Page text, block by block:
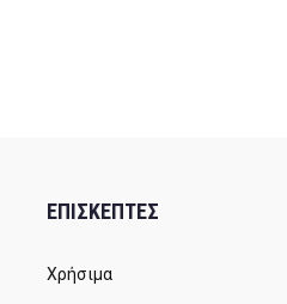
ΕΠΙΣΚΕΠΤΕΣ
Χρήσιμα